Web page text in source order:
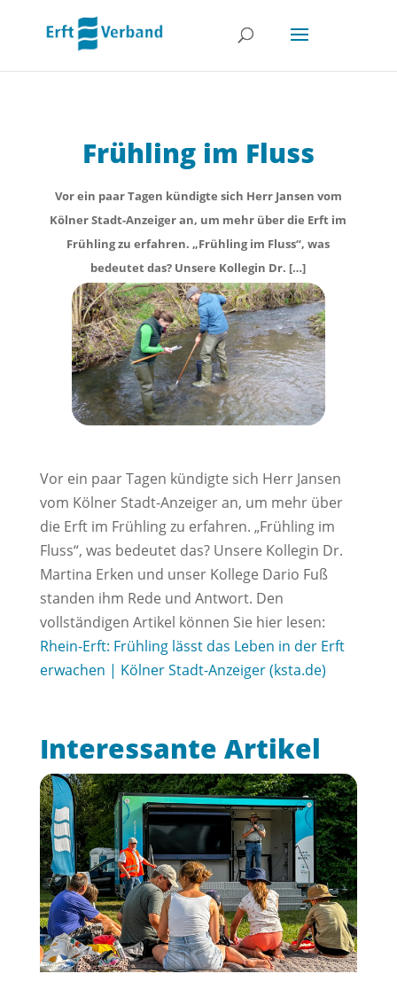
Frühling im Fluss
Vor ein paar Tagen kündigte sich Herr Jansen vom
Kölner Stadt-Anzeiger an, um mehr über die Erft im
Frühling zu erfahren. „Frühling im Fluss“, was
bedeutet das? Unsere Kollegin Dr. […]
Vor ein paar Tagen kündigte sich Herr Jansen
vom Kölner Stadt-Anzeiger an, um mehr über
die Erft im Frühling zu erfahren. „Frühling im
Fluss“, was bedeutet das? Unsere Kollegin Dr.
Martina Erken und unser Kollege Dario Fuß
standen ihm Rede und Antwort. Den
vollständigen Artikel können Sie hier lesen:
Rhein-Erft: Frühling lässt das Leben in der Erft
erwachen | Kölner Stadt-Anzeiger (ksta.de)
Interessante Artikel